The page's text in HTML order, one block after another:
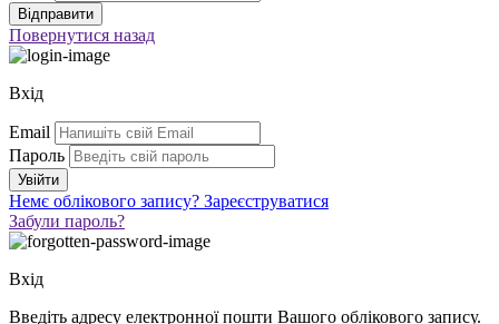
Повернутися назад
Вхід
Email
Пароль
Немє облікового запису? Зареєструватися
Забули пароль?
Вхід
Введіть адресу електронної пошти Вашого облікового запису.